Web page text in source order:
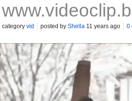
category vid posted by Shella 11 years ago 0